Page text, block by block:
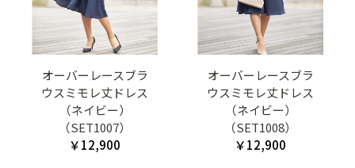
オーバーレースブラ
ウスミモレ丈ドレス
（ネイビー）
（SET1007）
￥12,900
オーバーレースブラ
ウスミモレ丈ドレス
（ネイビー）
（SET1008）
￥12,900